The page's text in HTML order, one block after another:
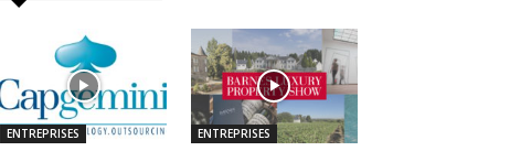
ENTREPRISES ENTREPRISES